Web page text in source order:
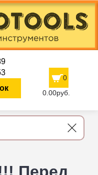
0
0.00руб.